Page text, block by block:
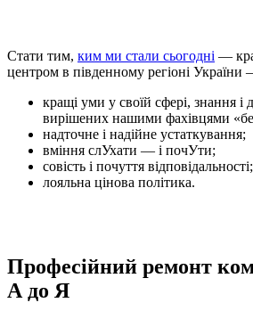
Стати тим, ким ми стали сьогодні —
центром в південному регіоні
кращі уми у своїй сфері, знання і
вирішених нашими фахівцями
надточне і надійне устаткування;
вміння слУхати — і почУти;
совість і почуття відповідальності;
лояльна цінова політика.
Професійний ремонт
А до Я